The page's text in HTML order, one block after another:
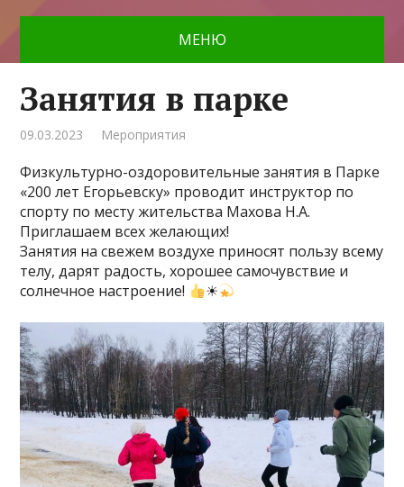
МЕНЮ
Занятия в парке
09.03.2023 Мероприятия
Физкультурно-оздоровительные занятия в Парке
«200 лет Егорьевску» проводит инструктор по
спорту по месту жительства Махова Н.А.
Приглашаем всех желающих!
Занятия на свежем воздухе приносят пользу всему
телу, дарят радость, хорошее самочувствие и
солнечное настроение!
☀